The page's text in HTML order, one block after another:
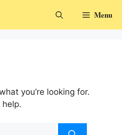
Menu
you’re looking for.
help.